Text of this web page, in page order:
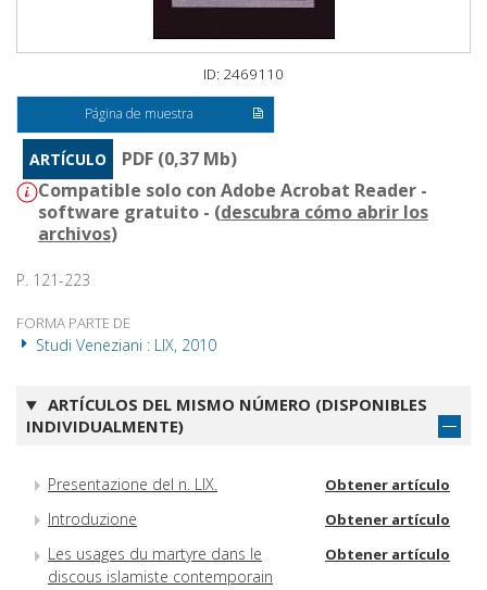
ID: 2469110
Página de muestra
ARTÍCULO
PDF (0,37 Mb)
Compatible solo con Adobe Acrobat Reader -
software gratuito - (descubra cómo abrir los
archivos)
P. 121-223
FORMA PARTE DE
Studi Veneziani : LIX, 2010
ARTÍCULOS DEL MISMO NÚMERO (DISPONIBLES
INDIVIDUALMENTE)
Presentazione del n. LIX. Obtener artículo
Introduzione Obtener artículo
Les usages du martyre dans le
discous islamiste contemporain
Obtener artículo